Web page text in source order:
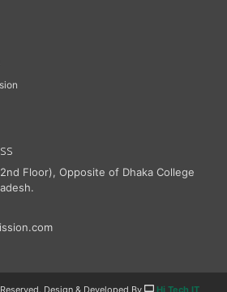
Floor), Opposite of Dhaka College
Design & Developed By Hi Tech IT